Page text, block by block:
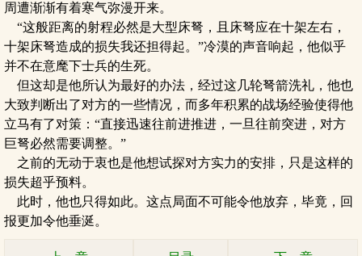
周遭渐渐有着寒气弥漫开来。
“这般距离的射程必然是大型床弩，且床弩应在十架左右，
十架床弩造成的损失我还担得起。”冷漠的声音响起，他似乎
并不在意麾下士兵的生死。
但这却是他所认为最好的办法，经过这几轮弩箭洗礼，他也
大致判断出了对方的一些情况，而多年积累的战场经验使得他
立马有了对策：“直接迅速往前进推进，一旦往前突进，对方
巨弩必然需要调整。”
之前的无动于衷也是他想试探对方实力的安排，只是这样的
损失超乎预料。
此时，他也只得如此。这点局面不可能令他放弃，毕竟，回
报更加令他垂涎。